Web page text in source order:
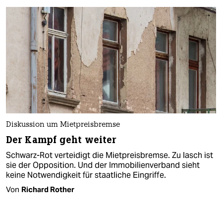
Diskussion um Mietpreisbremse
Der Kampf geht weiter
Schwarz-Rot verteidigt die Mietpreisbremse. Zu lasch ist
sie der Opposition. Und der Immobilienverband sieht
keine Notwendigkeit für staatliche Eingriffe.
Von Richard Rother